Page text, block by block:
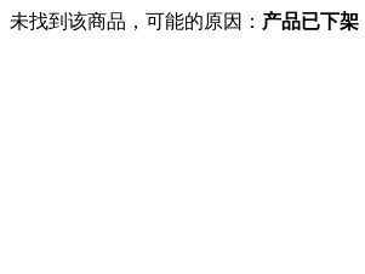
未找到该商品，可能的原因： 产品已下架